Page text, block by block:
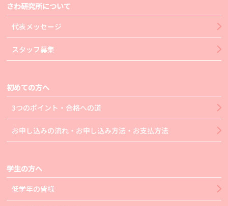
さわ研究所について
代表メッセージ
スタッフ募集
初めての方へ
3つのポイント・合格への道
お申し込みの流れ・お申し込み方法・お支払方法
学生の方へ
低学年の皆様